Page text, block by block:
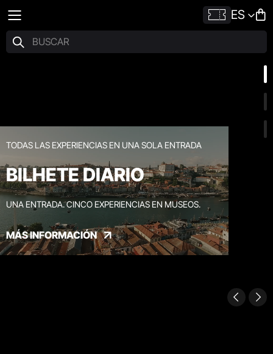
ES
TODAS LAS EXPERIENCIAS EN UNA SOLA ENTRADA
BILHETE DIARIO
UNA ENTRADA. CINCO EXPERIENCIAS EN MUSEOS.
MÁS INFORMACIÓN